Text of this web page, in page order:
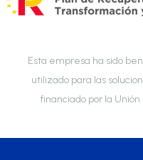
Esta empresa ha sido
utilizado para las
financiado por la